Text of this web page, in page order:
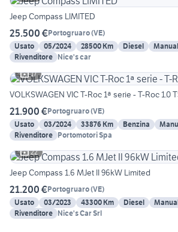
Jeep Compass LIMITED
25.500 €Portogruaro(VE)
Usato
05/2024 28500 Km Diesel
Rivenditore Nice's car
17
VOLKSWAGEN VIC T-Roc 1ª serie - T-Roc 1.0
21.900 €Portogruaro(VE)
Usato
03/2024 33876 Km Benzina
Rivenditore Portomotori Spa
22
Jeep Compass 1.6 MJet II 96kW Limited
21.200 €Portogruaro(VE)
Usato
03/2023 43300 Km Diesel
Rivenditore Nice's Car Srl